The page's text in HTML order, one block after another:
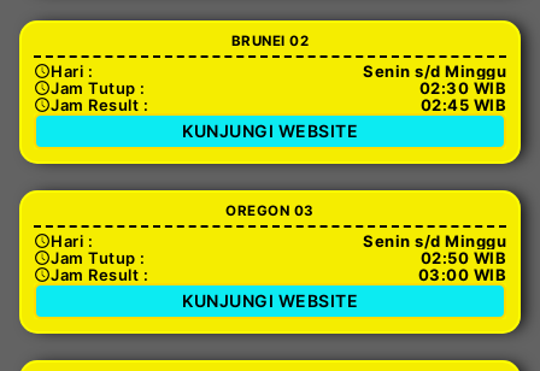
BRUNEI 02
Hari :
Senin s/d Minggu
Jam Tutup :
02:30 WIB
Jam Result :
02:45 WIB
KUNJUNGI WEBSITE
OREGON 03
Hari :
Senin s/d Minggu
Jam Tutup :
02:50 WIB
Jam Result :
03:00 WIB
KUNJUNGI WEBSITE